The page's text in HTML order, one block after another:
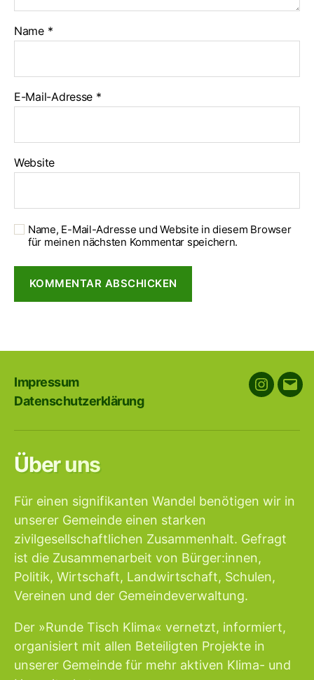
Name *
E-Mail-Adresse *
Website
Name, E-Mail-Adresse und Website in diesem Browser
für meinen nächsten Kommentar speichern.
Impressum
Datenschutzerklärung
E-
Über uns
Für einen signifikanten Wandel benötigen wir in
unserer Gemeinde einen starken
zivilgesellschaftlichen Zusammenhalt. Gefragt
ist die Zusammenarbeit von Bürger:innen,
Politik, Wirtschaft, Landwirtschaft, Schulen,
Vereinen und der Gemeindeverwaltung.
Der »Runde Tisch Klima« vernetzt, informiert,
organisiert mit allen Beteiligten Projekte in
unserer Gemeinde für mehr aktiven Klima- und